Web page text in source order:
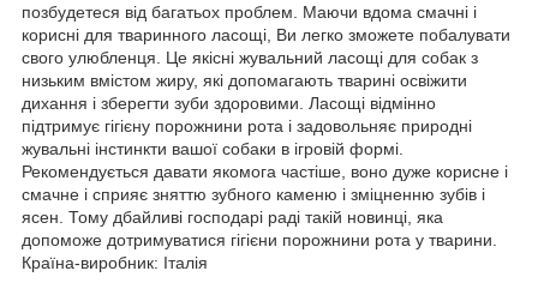
позбудетеся від багатьох проблем. Маючи вдома смачні і
корисні для тваринного ласощі, Ви легко зможете побалувати
свого улюбленця. Це якісні жувальний ласощі для собак з
низьким вмістом жиру, які допомагають тварині освіжити
дихання і зберегти зуби здоровими. Ласощі відмінно
підтримує гігієну порожнини рота і задовольняє природні
жувальні інстинкти вашої собаки в ігровій формі.
Рекомендується давати якомога частіше, воно дуже корисне і
смачне і сприяє зняттю зубного каменю і зміцненню зубів і
ясен. Тому дбайливі господарі раді такій новинці, яка
допоможе дотримуватися гігієни порожнини рота у тварини.
Країна-виробник: Італія